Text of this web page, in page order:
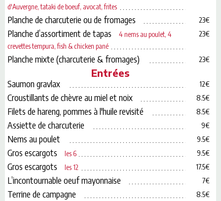
d'Auvergne, tataki de boeuf, avocat, frites
23€
Planche de charcuterie ou de fromages
23€
Planche d’assortiment de tapas
4 nems au poulet, 4
crevettes tempura, fish & chicken pané
23€
Planche mixte (charcuterie & fromages)
Entrées
12€
Saumon gravlax
8.5€
Croustillants de chèvre au miel et noix
8.5€
Filets de hareng, pommes à l'huile revisité
9€
Assiette de charcuterie
9.5€
Nems au poulet
9.5€
Gros escargots les 6
17.5€
Gros escargots les 12
7€
L’incontournable oeuf mayonnaise
8.5€
Terrine de campagne